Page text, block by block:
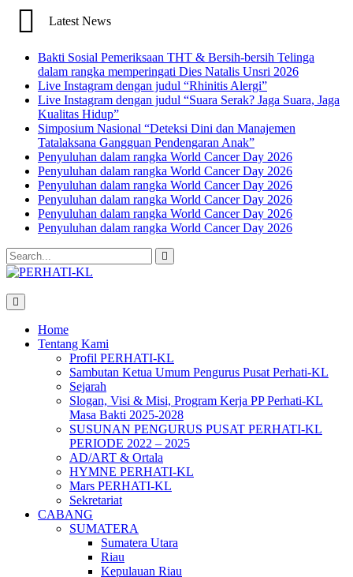
Latest News
Bakti Sosial Pemeriksaan THT & Bersih-bersih Telinga
dalam rangka memperingati Dies Natalis Unsri 2026
Live Instagram dengan judul “Rhinitis Alergi”
Live Instagram dengan judul “Suara Serak? Jaga Suara, Jaga
Kualitas Hidup”
Simposium Nasional “Deteksi Dini dan Manajemen
Tatalaksana Gangguan Pendengaran Anak”
Penyuluhan dalam rangka World Cancer Day 2026
Penyuluhan dalam rangka World Cancer Day 2026
Penyuluhan dalam rangka World Cancer Day 2026
Penyuluhan dalam rangka World Cancer Day 2026
Penyuluhan dalam rangka World Cancer Day 2026
Penyuluhan dalam rangka World Cancer Day 2026
Search
for:
Home
Tentang Kami
Profil PERHATI-KL
Sambutan Ketua Umum Pengurus Pusat Perhati-KL
Sejarah
Slogan, Visi & Misi, Program Kerja PP Perhati-KL
Masa Bakti 2025-2028
SUSUNAN PENGURUS PUSAT PERHATI-KL
PERIODE 2022 – 2025
AD/ART & Ortala
HYMNE PERHATI-KL
Mars PERHATI-KL
Sekretariat
CABANG
SUMATERA
Sumatera Utara
Riau
Kepulauan Riau